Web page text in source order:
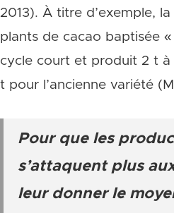
2013). À titre d’exemple,
plants de cacao baptisée
cycle court et produit 2 t à
t pour l’ancienne variété
Pour que les
s’attaquent plus
leur donner le